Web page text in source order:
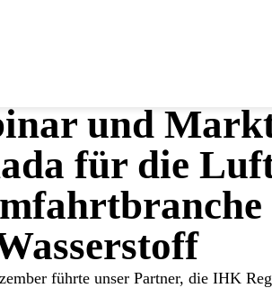
und
für die
führte unser Partner, die IHK